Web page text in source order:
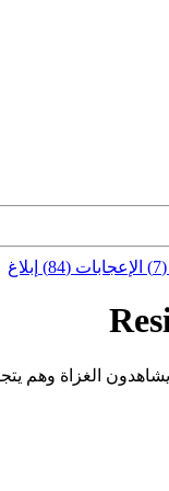
الإعجابات (84) إبلاغ
الغزاة وهم